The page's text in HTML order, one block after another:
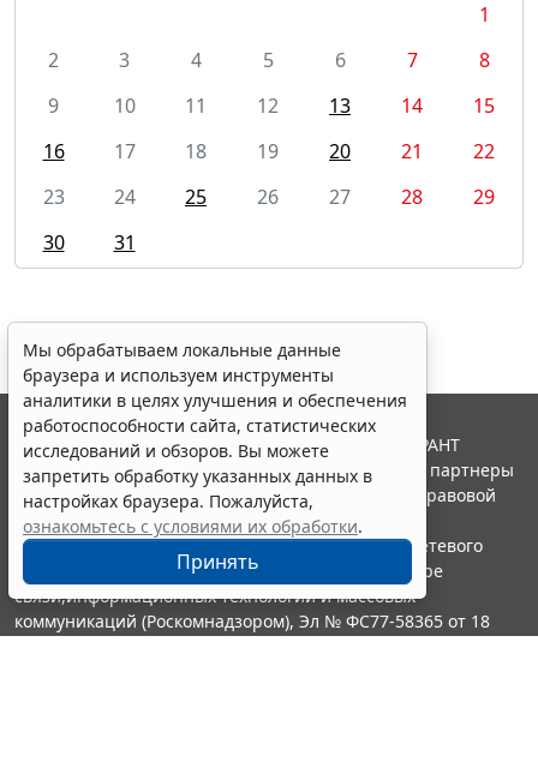
1
2
3 4 5 6 7
8
9
10 11 12 13 14
15
16
17 18 19 20 21
22
23
24 25 26 27 28
29
30
31
Мы обрабатываем локальные данные
браузера и используем инструменты
аналитики в целях улучшения и обеспечения
работоспособности сайта, статистических
исследований и обзоров. Вы можете
запретить обработку указанных данных в
настройках браузера. Пожалуйста,
ознакомьтесь с условиями их обработки.
Принять
© ООО "НПП "ГАРАНТ-СЕРВИС", 2026. Система ГАРАНТ
выпускается с 1990 года. Компания "Гарант" и ее партнеры
являются участниками Российской ассоциации правовой
информации ГАРАНТ.
Портал ГАРАНТ.РУ зарегистрирован в качестве сетевого
издания Федеральной службой по надзору в сфере
связи,информационных технологий и массовых
коммуникаций (Роскомнадзором), Эл № ФС77-58365 от 18